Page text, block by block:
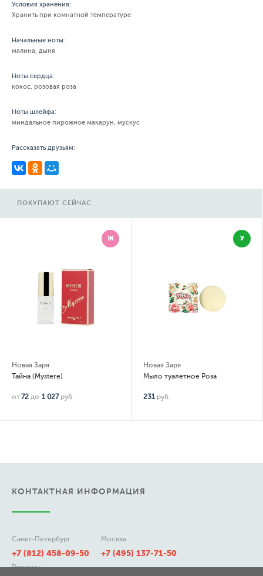
Условия хранения:
Хранить при комнатной температуре
Начальные ноты:
малина, дыня
Ноты сердца:
кокос, розовая роза
Ноты шлейфа:
миндальное пирожное макарун, мускус
Рассказать друзьям:
ПОКУПАЮТ СЕЙЧАС
Ж
Новая Заря
Тайна (Mystere)
от72 до 1 027 руб.
У
Новая Заря
Мыло туалетное Роза
231 руб.
КОНТАКТНАЯ ИНФОРМАЦИЯ
Санкт-Петербург
+7 (812) 458-09-50
Москва
+7 (495) 137-71-50
Регионы